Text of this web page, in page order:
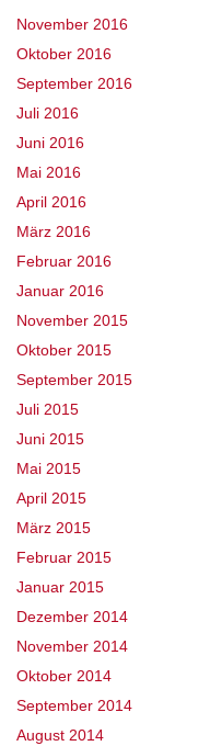
November 2016
Oktober 2016
September 2016
Juli 2016
Juni 2016
Mai 2016
April 2016
März 2016
Februar 2016
Januar 2016
November 2015
Oktober 2015
September 2015
Juli 2015
Juni 2015
Mai 2015
April 2015
März 2015
Februar 2015
Januar 2015
Dezember 2014
November 2014
Oktober 2014
September 2014
August 2014